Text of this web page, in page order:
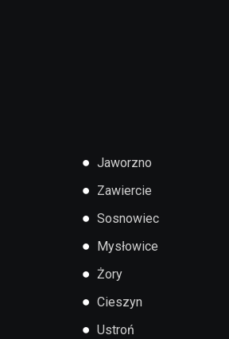
● Jaworzno
● Zawiercie
● Sosnowiec
● Mysłowice
● Żory
● Cieszyn
● Ustroń